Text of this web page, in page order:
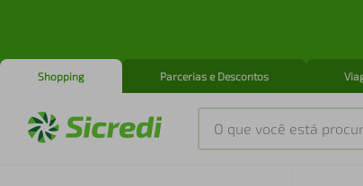
Shopping Parcerias e Descontos
O que você está